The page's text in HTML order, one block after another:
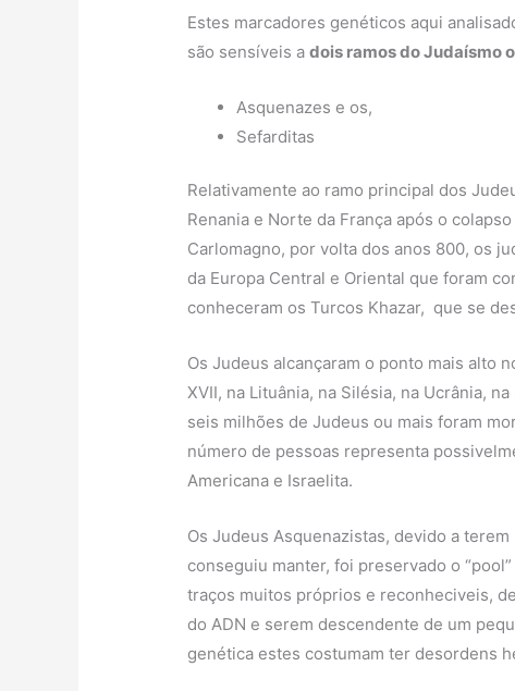
Estes marcadores genéticos aqui
são sensíveis adois ramos do Judaísmo
Asquenazes e os,
Sefarditas
Relativamente ao ramo principal dos
Renania e Norte da França após o
Carlomagno, por volta dos anos 800, os
da Europa Central e Oriental que foram
conheceram os Turcos Khazar, que se
Os Judeus alcançaram o ponto mais alto
XVII, na Lituânia, na Silésia, na Ucrânia,
seis milhões de Judeus ou mais foram
número de pessoas representa
Americana e Israelita.
Os Judeus Asquenazistas, devido a
conseguiu manter, foi preservado o
traços muitos próprios e reconheciveis,
do ADN e serem descendente de um
genética estes costumam ter desordens